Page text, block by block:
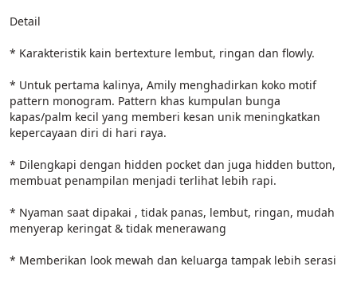
Detail
* Karakteristik kain bertexture lembut, ringan dan flowly.
* Untuk pertama kalinya, Amily menghadirkan koko motif
pattern monogram. Pattern khas kumpulan bunga
kapas/palm kecil yang memberi kesan unik meningkatkan
kepercayaan diri di hari raya.
* Dilengkapi dengan hidden pocket dan juga hidden button,
membuat penampilan menjadi terlihat lebih rapi.
* Nyaman saat dipakai , tidak panas, lembut, ringan, mudah
menyerap keringat & tidak menerawang
* Memberikan look mewah dan keluarga tampak lebih serasi